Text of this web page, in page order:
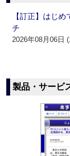
【訂正】はじ
チ
2026年08月06日
製品・サービ